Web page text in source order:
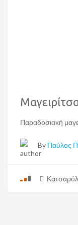
Παραδοσιακή
By Παύλος